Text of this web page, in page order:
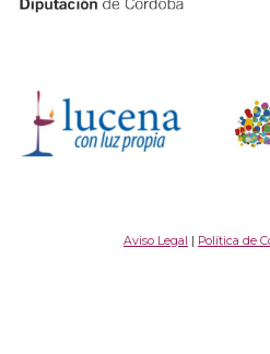
Aviso Legal | Política de